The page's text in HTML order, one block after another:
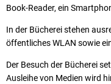
Book-Reader, ein
In der Bücherei stehen
öffentliches WLAN sowie
Der Besuch der Bücherei
Ausleihe von Medien wird